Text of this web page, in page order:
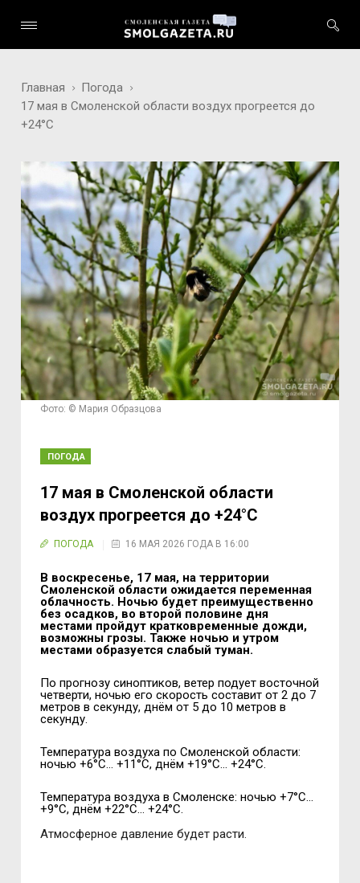
Главная
Погода
17 мая в Смоленской области воздух прогреется до
+24°С
Фото: © Мария Образцова
ПОГОДА
17 мая в Смоленской области
воздух прогреется до +24°С
ПОГОДА 16 МАЯ 2026 ГОДА В 16:00
В воскресенье, 17 мая, на территории
Смоленской области ожидается переменная
облачность. Ночью будет преимущественно
без осадков, во второй половине дня
местами пройдут кратковременные дожди,
возможны грозы. Также ночью и утром
местами образуется слабый туман.
По прогнозу синоптиков, ветер подует восточной
четверти, ночью его скорость составит от 2 до 7
метров в секунду, днём от 5 до 10 метров в
секунду.
Температура воздуха по Смоленской области:
ночью +6°С… +11°С, днём +19°С… +24°С.
Температура воздуха в Смоленске: ночью +7°С…
+9°С, днём +22°С… +24°С.
Атмосферное давление будет расти.